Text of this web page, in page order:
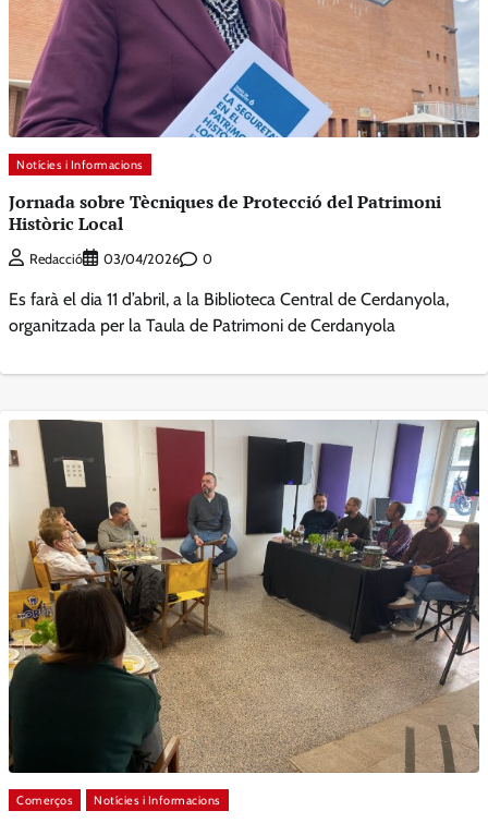
Notícies i Informacions
Jornada sobre Tècniques de Protecció del Patrimoni
Històric Local
Redacció 03/04/2026 0
Es farà el dia 11 d’abril, a la Biblioteca Central de Cerdanyola,
organitzada per la Taula de Patrimoni de Cerdanyola
Comerços Notícies i Informacions